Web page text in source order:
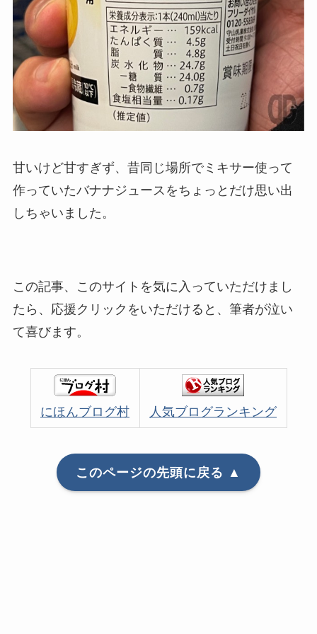
甘いけど甘すぎず、昔同じ場所でミキサー使って
作っていたバナナジュースをちょっとだけ思い出
しちゃいました。
この記事、このサイトを気に入っていただけまし
たら、応援クリックをいただけると、筆者が泣い
て喜びます。
にほんブログ村 人気ブログランキング
このページの先頭に戻る ▲